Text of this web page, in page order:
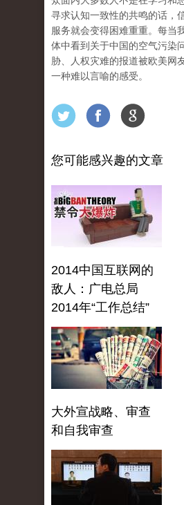
寻求认知一致性的共鸣的话，
服务就会变得困难重重。每当
体中看到关于中国的空气污染
胁、人权灾难的报道被欧美网
一种难以言喻的感受。
您可能感兴趣的文章
2014中国互联网的
敌人：广电总局
2014年“工作总结”
大外宣战略、审查
和自我审查